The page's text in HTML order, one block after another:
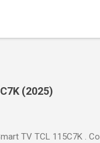
(2025)
TV TCL 115C7K .